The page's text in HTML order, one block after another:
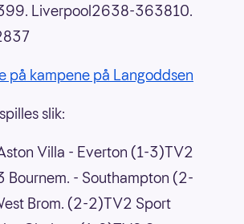
Liverpool2638-363810.
på kampene på Langoddsen
slik:
Villa - Everton (1-3)TV2
Bournem. - Southampton (2-
Brom. (2-2)TV2 Sport